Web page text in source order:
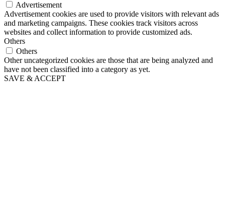
Advertisement
Advertisement cookies are used to provide visitors with relevant ads
and marketing campaigns. These cookies track visitors across
websites and collect information to provide customized ads.
Others
Others
Other uncategorized cookies are those that are being analyzed and
have not been classified into a category as yet.
SAVE & ACCEPT